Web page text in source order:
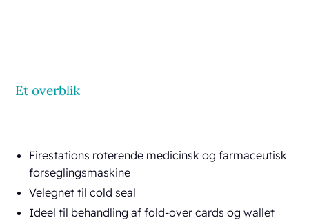
Et overblik
Firestations roterende medicinsk og farmaceutisk
forseglingsmaskine
Velegnet til cold seal
Ideel til behandling af fold-over cards og wallet